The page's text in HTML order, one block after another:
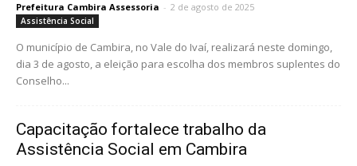
Prefeitura Cambira Assessoria - 2 de agosto de 2025
Assistência Social
O município de Cambira, no Vale do Ivaí, realizará neste domingo,
dia 3 de agosto, a eleição para escolha dos membros suplentes do
Conselho...
Capacitação fortalece trabalho da
Assistência Social em Cambira